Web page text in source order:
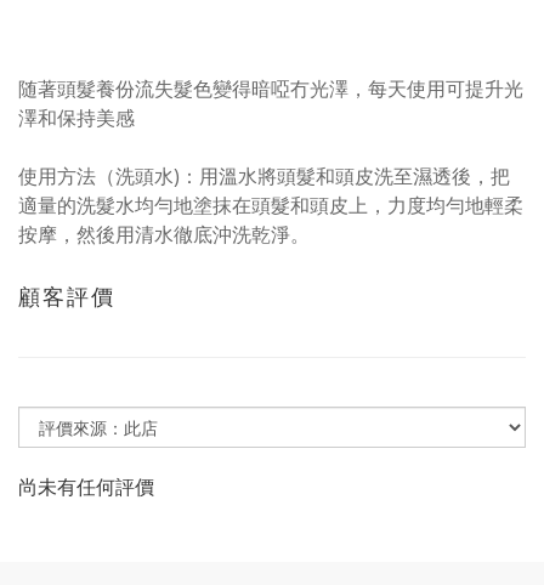
随著頭髮養份流失髮色變得暗啞冇光澤，每天使用可提升光
澤和保持美感
使用方法（洗頭水)：用溫水將頭髮和頭皮洗至濕透後，把
適量的洗髮水均勻地塗抹在頭髮和頭皮上，力度均勻地輕柔
按摩，然後用清水徹底沖洗乾淨。
顧客評價
尚未有任何評價